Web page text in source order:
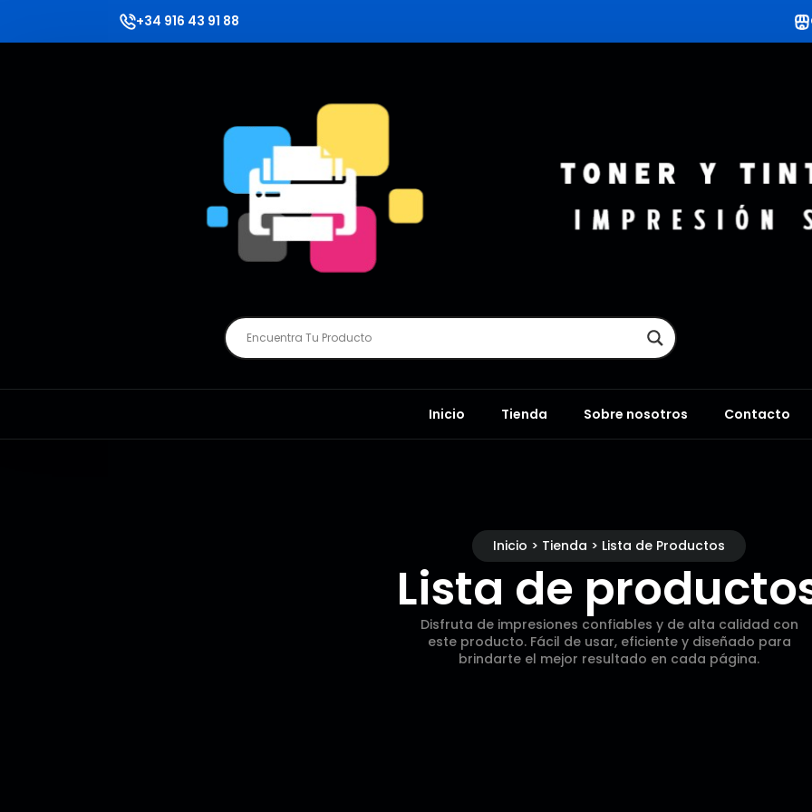
+34 916 43 91 88
Inicio Tienda Sobre nosotros Contacto
Inicio > Tienda > Lista de Productos
Lista de
Disfruta de impresiones confiables y de alta calidad con
este producto. Fácil de usar, eficiente y diseñado para
brindarte el mejor resultado en cada página.